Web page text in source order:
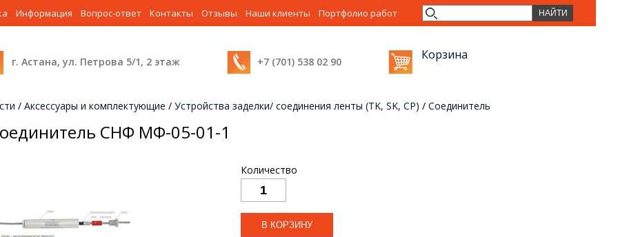
Информация Вопрос-ответ Контакты Отзывы Наши клиенты Портфолио работ
г. Астана, ул. Петрова 5/1, 2 этаж +7 (701) 538 02 90 Корзина
/ Аксессуары и комплектующие / Устройства заделки/ соединения ленты (TK, SK, CP) / Соединитель
СНФ МФ-05-01-1
Количество